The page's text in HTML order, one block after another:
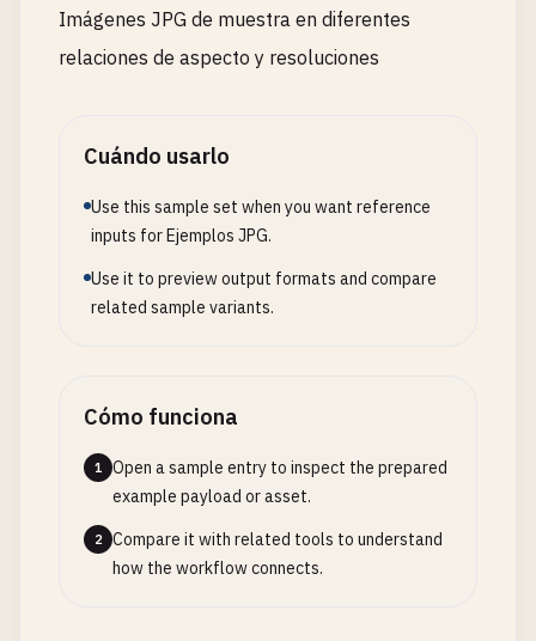
Imágenes JPG de muestra en diferentes
relaciones de aspecto y resoluciones
Cuándo usarlo
Use this sample set when you want reference
inputs for Ejemplos JPG.
Use it to preview output formats and compare
related sample variants.
Cómo funciona
1
Open a sample entry to inspect the prepared
example payload or asset.
2
Compare it with related tools to understand
how the workflow connects.